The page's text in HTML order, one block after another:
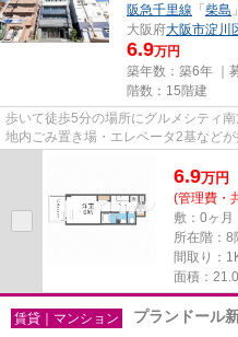
阪急千里線 「 柴島
大阪府大阪市淀川
6.9万円
築年数：築6年 ｜
階数：15階建
歩いて徒歩5分の場所にグルメシティ
地内ごみ置き場・エレベータ2基など
6.9万円
(管理費・
敷：0ヶ月
所在階：8
間取り：
面積：
賃貸｜マンション プランドール